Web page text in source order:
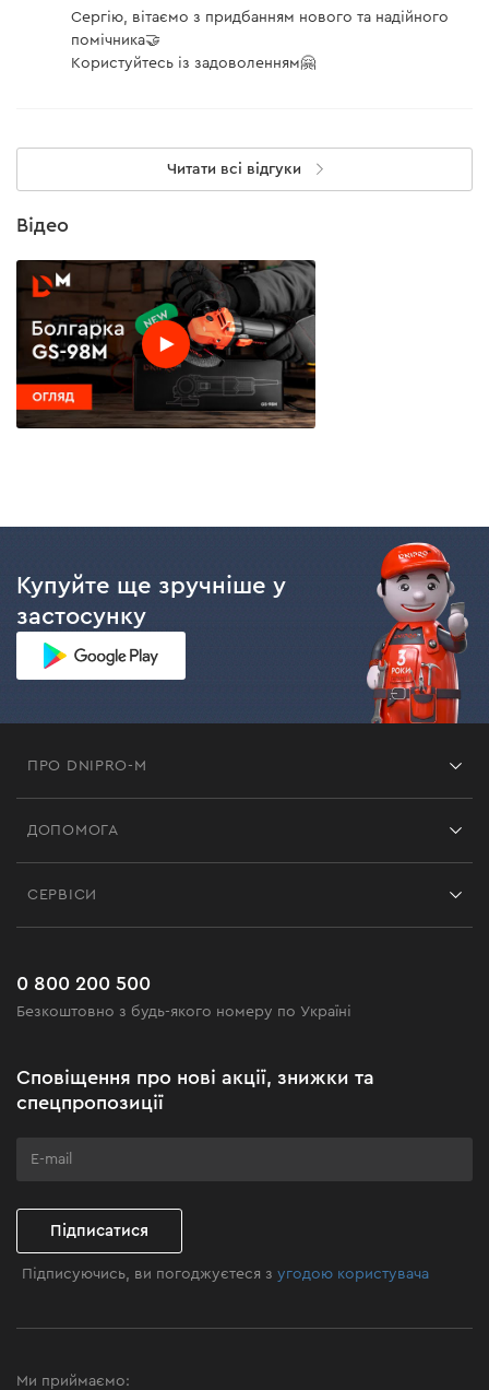
Сергію, вітаємо з придбанням нового та надійного
помічника🤝
Користуйтесь із задоволенням🤗
Читати всі відгуки
Відео
Купуйте ще зручніше у
застосунку
ПРО DNIPRO-M
Чорна п'ятниця
Клуб майстерності
ДОПОМОГА
Поширені запитання
СЕРВІСИ
0 800 200 500
Безкоштовно з будь-якого номеру по Україні
Сповіщення про нові акції, знижки та
спецпропозиції
Підписатися
Підписуючись, ви погоджуєтеся зугодою користувача
Ми приймаємо: